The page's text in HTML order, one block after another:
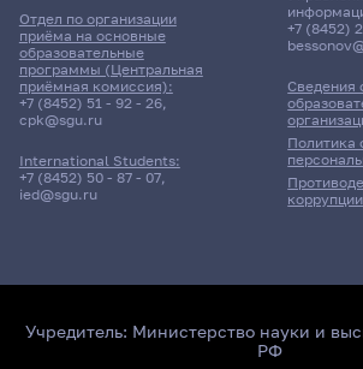
Отдел по организации
приёма на основные
образовательные
программы (Центральная
приёмная комиссия):
+7 (8452) 51 - 92 - 26,
cpk@sgu.ru
International Students:
+7 (8452) 50 - 87 - 07,
ied@sgu.ru
Сведения
Политика
коррупции
+7 (8452)
Учредитель: Министерство науки и
РФ